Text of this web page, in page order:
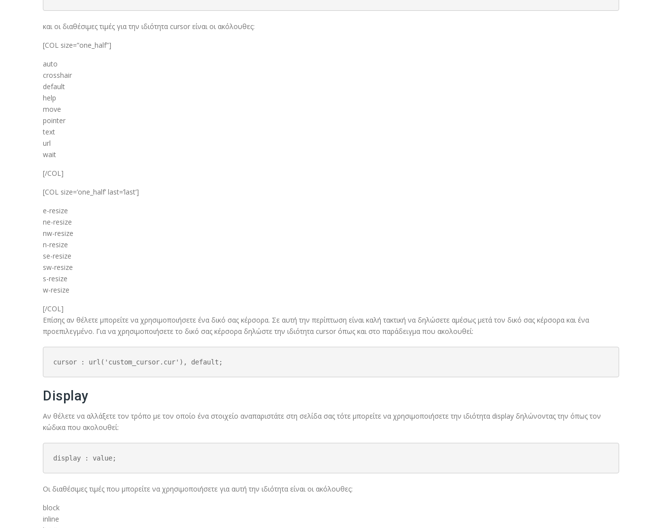
και οι διαθέσιμες τιμές για την ιδιότητα cursor είναι οι ακόλουθες:
[COL size=”one_half”]
auto
crosshair
default
help
move
pointer
text
url
wait
[/COL]
[COL size=’one_half’ last=’last’]
e-resize
ne-resize
nw-resize
n-resize
se-resize
sw-resize
s-resize
w-resize
[/COL]
Επίσης αν θέλετε μπορείτε να χρησιμοποιήσετε ένα δικό σας κέρσορα. Σε αυτή την περίπτωση είναι καλή τακτική να δηλώσετε αμέσως μετά τον δικό σας κέρσορα και ένα
προεπιλεγμένο. Για να χρησιμοποιήσετε το δικό σας κέρσορα δηλώστε την ιδιότητα cursor όπως και στο παράδειγμα που ακολουθεί:
cursor : url('custom_cursor.cur'), default;
Display
Αν θέλετε να αλλάξετε τον τρόπο με τον οποίο ένα στοιχείο αναπαριστάτε στη σελίδα σας τότε μπορείτε να χρησιμοποιήσετε την ιδιότητα display δηλώνοντας την όπως τον
κώδικα που ακολουθεί:
display : value;
Οι διαθέσιμες τιμές που μπορείτε να χρησιμοποιήσετε για αυτή την ιδιότητα είναι οι ακόλουθες:
block
inline